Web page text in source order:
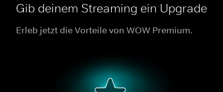
Gib deinem Streaming ein Upgrade
Erleb jetzt die Vorteile von WOW Premium.